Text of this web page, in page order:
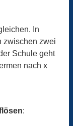
In
zwischen zwei
Schule geht
nach x
: